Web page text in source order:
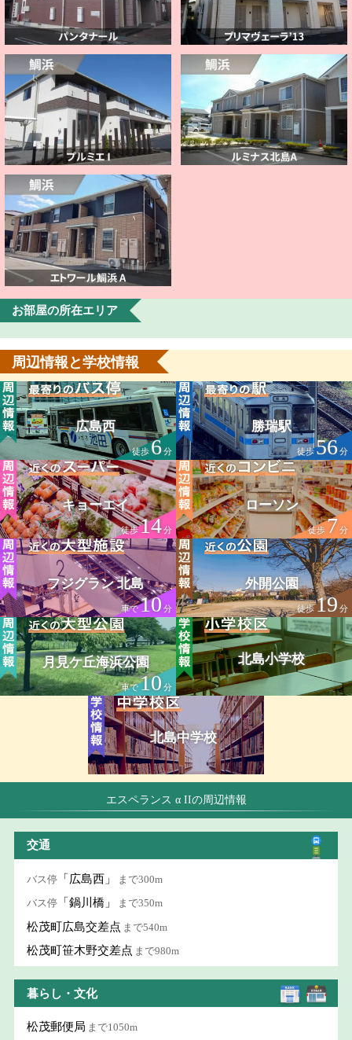
お部屋の所在エリア
周辺情報と学校情報
広島西
徒歩6分
勝瑞駅
徒歩56分
キョーエイ
徒歩14分
ローソン
徒歩7分
フジグラン 北島
車で10分
外開公園
徒歩19 分
月見ケ丘海浜公園
車で10分
北島小学校
北島中学校
エスペランス α IIの周辺情報
交通
バス停 「広島西」 まで300m
バス停 「鍋川橋」 まで350m
松茂町広島交差点 まで540m
松茂町笹木野交差点 まで980m
暮らし・文化
松茂郵便局 まで1050m